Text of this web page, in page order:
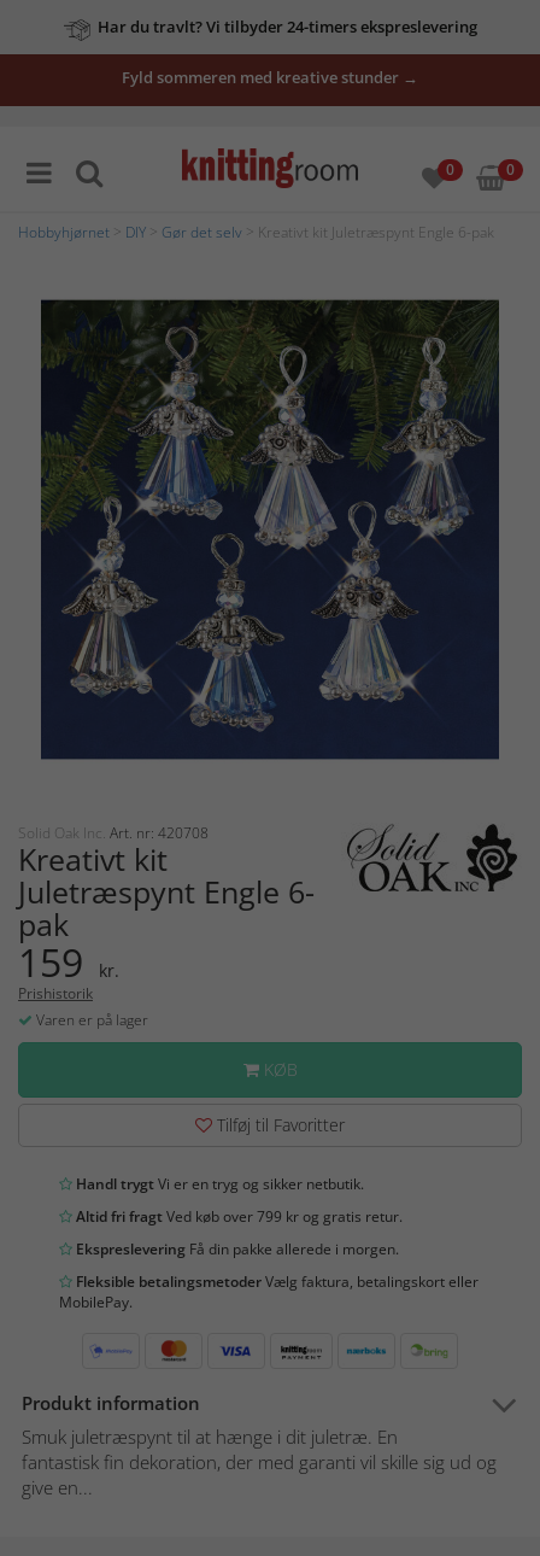
Har du travlt? Vi tilbyder 24-timers ekspreslevering
Fyld sommeren med kreative stunder →
0 0
Hobbyhjørnet DIY Gør det selv > Kreativt kit Juletræspynt Engle 6-pak
Solid Oak Inc. Art. nr: 420708
Kreativt kit
Juletræspynt Engle 6-
pak
159 kr.
Prishistorik
Varen er på lager
KØB
Tilføj til Favoritter
Handl trygtVi er en tryg og sikker netbutik.
Altid fri fragtVed køb over 799 kr og gratis retur.
Ekspreslevering Få din pakke allerede i morgen.
Fleksible betalingsmetoderVælg faktura, betalingskort eller
MobilePay.
Produkt information
Smuk juletræspynt til at hænge i dit juletræ. En
fantastisk fin dekoration, der med garanti vil skille sig ud og
give en...